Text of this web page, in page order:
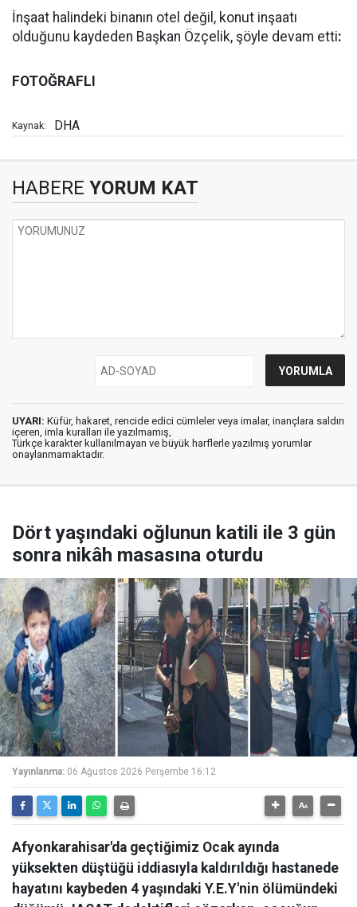
İnşaat halindeki binanın otel değil, konut inşaatı
olduğunu kaydeden Başkan Özçelik, şöyle devam etti:
FOTOĞRAFLI
Kaynak: DHA
HABERE YORUM KAT
UYARI: Küfür, hakaret, rencide edici cümleler veya imalar, inançlara saldırı
içeren, imla kuralları ile yazılmamış,
Türkçe karakter kullanılmayan ve büyük harflerle yazılmış yorumlar
onaylanmamaktadır.
Dört yaşındaki oğlunun katili ile 3 gün
sonra nikâh masasına oturdu
Yayınlanma: 06 Ağustos 2026 Perşembe 16:12
Afyonkarahisar'da geçtiğimiz Ocak ayında
yüksekten düştüğü iddiasıyla kaldırıldığı hastanede
hayatını kaybeden 4 yaşındaki Y.E.Y'nin ölümündeki